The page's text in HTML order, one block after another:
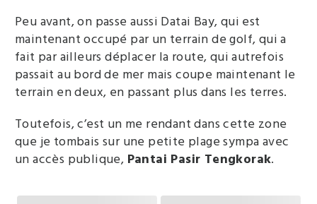
Peu avant, on passe aussi Datai Bay, qui est
maintenant occupé par un terrain de golf, qui a
fait par ailleurs déplacer la route, qui autrefois
passait au bord de mer mais coupe maintenant le
terrain en deux, en passant plus dans les terres.
Toutefois, c’est un me rendant dans cette zone
que je tombais sur une petite plage sympa avec
un accès publique, Pantai Pasir Tengkorak.